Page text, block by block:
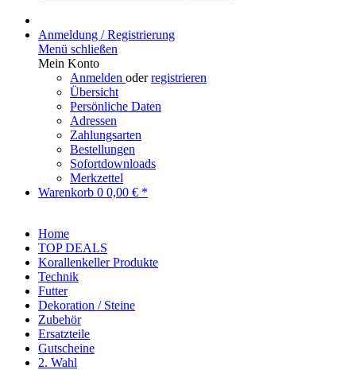
Anmeldung / Registrierung
Menü schließen
Mein Konto
Anmelden oderregistrieren
Übersicht
Persönliche Daten
Adressen
Zahlungsarten
Bestellungen
Sofortdownloads
Merkzettel
Warenkorb 0 0,00 € *
Home
TOP DEALS
Korallenkeller Produkte
Technik
Futter
Dekoration / Steine
Zubehör
Ersatzteile
Gutscheine
2. Wahl